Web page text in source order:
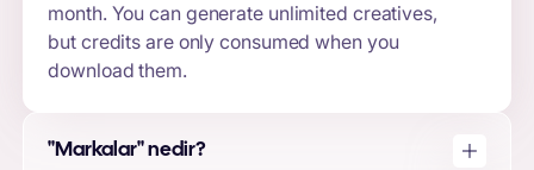
month. You can generate unlimited creatives,
but credits are only consumed when you
download them.
"Markalar" nedir?